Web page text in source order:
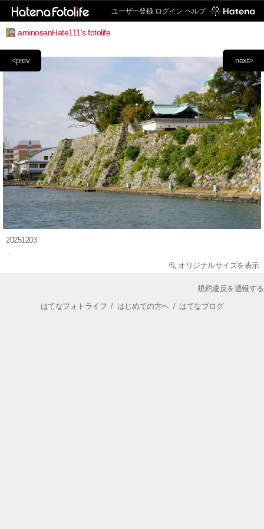
ユーザー登録 ログイン ヘルプ
aminosanHate111's fotolife
next>
<prev
20251203
オリジナルサイズを表示
規約違反を通報する
はてなフォトライフ / はじめての方へ/ はてなブログ